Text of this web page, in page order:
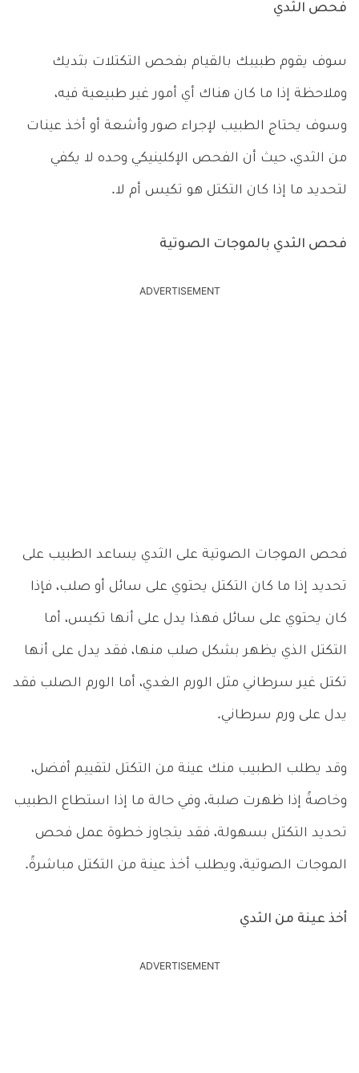
فحص الثدي
سوف يقوم طبيبك بالقيام بفحص التكتلات بثديك
وملاحظة إذا ما كان هناك أي أمور غير طبيعية فيه،
وسوف يحتاج الطبيب لإجراء صور وأشعة أو أخذ عينات
من الثدي، حيث أن الفحص الإكلينيكي وحده لا يكفي
لتحديد ما إذا كان التكتل هو تكيس أم لا.
فحص الثدي بالموجات الصوتية
ADVERTISEMENT
فحص الموجات الصوتية على الثدي يساعد الطبيب على
تحديد إذا ما كان التكتل يحتوي على سائل أو صلب، فإذا
كان يحتوي على سائل فهذا يدل على أنها تكيس، أما
التكتل الذي يظهر بشكل صلب منها، فقد يدل على أنها
تكتل غير سرطاني مثل الورم الغدي، أما الورم الصلب فقد
يدل على ورم سرطاني.
وقد يطلب الطبيب منك عينة من التكتل لتقييم أفضل،
وخاصةً إذا ظهرت صلبة، وفي حالة ما إذا استطاع الطبيب
تحديد التكتل بسهولة، فقد يتجاوز خطوة عمل فحص
الموجات الصوتية، ويطلب أخذ عينة من التكتل مباشرةً.
أخذ عينة من الثدي
ADVERTISEMENT